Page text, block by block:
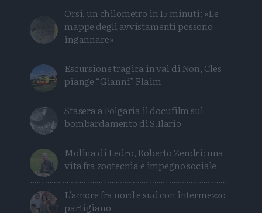
Orsi, un chilometro in 15 minuti: «Le
mappe degli avvistamenti possono
ingannare»
Escursione tragica in val di Non, Cles
piange “Gianni” Flaim
Stasera a Folgaria il docufilm sul
bombardamento di S.Ilario
Molina di Ledro, Roberto Zendri: una
vita fra zootecnia e impegno sociale
L’amore fra nord e sud con intermezzo
partigiano